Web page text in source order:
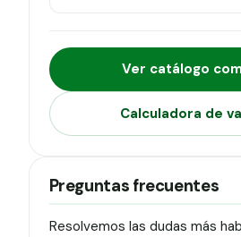
Ver catálogo
Calculadora de
Preguntas frecuentes
Resolvemos las dudas más